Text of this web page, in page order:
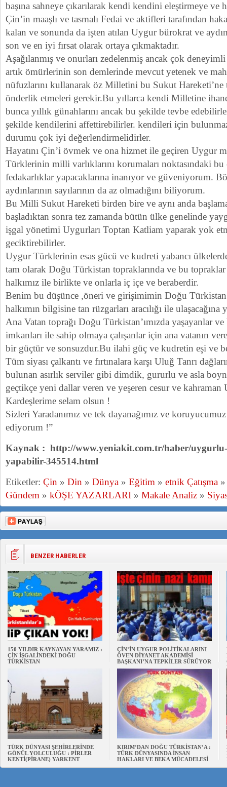
başına sahneye çıkarılarak kendi kendini eleştirmeye ve
Çin’in maaşlı ve tasmalı Fedai ve aktifleri tarafından
kalan ve sonunda da işten atılan Uygur bürokrat ve
son ve en iyi fırsat olarak ortaya çıkmaktadır.
Aşağılanmış ve onurları zedelenmiş ancak çok
artık ömürlerinin son demlerinde mevcut yetenek ve
nüfuzlarını kullanarak öz Milletini bu Sukut Hareketi’ne
önderlik etmeleri gerekir.Bu yıllarca kendi Milletine
bunca yıllık günahlarını ancak bu şekilde tevbe
şekilde kendilerini affettirebilirler. kendileri için
durumu çok iyi değerlendirmelidirler.
Hayatını Çin’i övmek ve ona hizmet ile geçiren Uygur
Türklerinin milli varlıklarını korumaları noktasındaki
fedakarlıklar yapacaklarına inanıyor ve güveniyorum.
aydınlarının sayılarının da az olmadığını biliyorum.
Bu Milli Sukut Hareketi birden bire ve aynı anda
başladıktan sonra tez zamanda bütün ülke genelinde
işgal yönetimi Uygurları Toptan Katliam yaparak yok
geciktirebilirler.
Uygur Türklerinin esas gücü ve kudreti yabancı
tam olarak Doğu Türkistan topraklarında ve bu topraklar
halkımız ile birlikte ve onlarla iç içe ve beraberdir.
Benim bu düşünce ,öneri ve girişimimin Doğu
halkımın bilgisine tan rüzgarları aracılığı ile
Ana Vatan toprağı Doğu Türkistan’ımızda yaşayanlar
imkanları ile sahip olmaya çalışanlar için ana vatanın
bir güçtür ve sonsuzdur.Bu ilahi güç ve kudretin eşi ve
Tüm siyası çalkantı ve fırtınalara karşı Uluğ Tanrı
bulunan asırlık serviler gibi dimdik, gururlu ve asla
geçtikçe yeni dallar veren ve yeşeren cesur ve
Kardeşlerime selam olsun !
Sizleri Yaradanımız ve tek dayanağımız ve
ediyorum !”
Kaynak : http://www.yeniakit.com.tr/haber/
yapabilir-345514.html
Etiketler: Çin » Din » Dünya » Eğitim » etnik Çatışma
Gündem » kÖŞE YAZARLARI » Makale Analiz »
BENZER HABERLER
150 YILDIR KAYNAYAN YARAMIZ :
ÇİN İŞGALİNDEKİ DOĞU
TÜRKİSTAN
ÇİN’İN UYGUR POLİTİKALARINI
ÖVEN DİYANET AKADEMİSİ
BAŞKANI’NA TEPKİLER SÜRÜYOR
TÜRK DÜNYASI ŞEHİRLERİNDE
GÖNÜL YOLCULUĞU : PİRLER
KENTİ(PİRANE) YARKENT
KIRIM’DAN DOĞU TÜRKİSTAN’A :
TÜRK DÜNYASINDA İNSAN
HAKLARI VE BEKA MÜCADELESİ